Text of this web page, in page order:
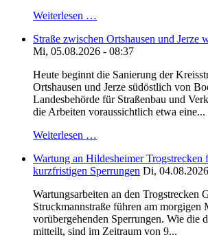
Weiterlesen …
Straße zwischen Ortshausen und Jerze
Mi, 05.08.2026 - 08:37
Heute beginnt die Sanierung der
Ortshausen und Jerze südöstlich von
Landesbehörde für Straßenbau und
die Arbeiten voraussichtlich etwa eine...
Weiterlesen …
Wartung an Hildesheimer Trogstrecken
kurzfristigen Sperrungen Di,
Wartungsarbeiten an den Trogstrecken
Struckmannstraße führen am morgigen
vorübergehenden Sperrungen. Wie die
mitteilt, sind im Zeitraum von 9...